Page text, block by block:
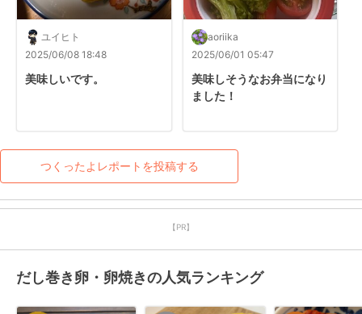
ユイヒト
2025/06/08 18:48
美味しいです。
aoriika
2025/06/01 05:47
美味しそうなお弁当になり
ました！
つくったよレポートを投稿する
【PR】
だし巻き卵・卵焼きの人気ランキング